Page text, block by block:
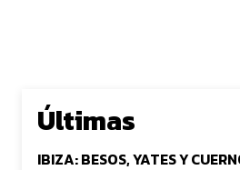
Últimas
IBIZA: BESOS, YATES Y